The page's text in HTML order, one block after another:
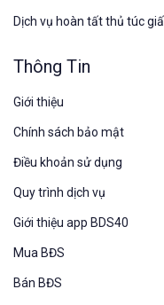
Dịch vụ hoàn tất thủ túc
Thông Tin
Giới thiệu
Chính sách bảo mật
Điều khoản sử dụng
Quy trình dịch vụ
Giới thiệu app BDS40
Mua BĐS
Bán BĐS